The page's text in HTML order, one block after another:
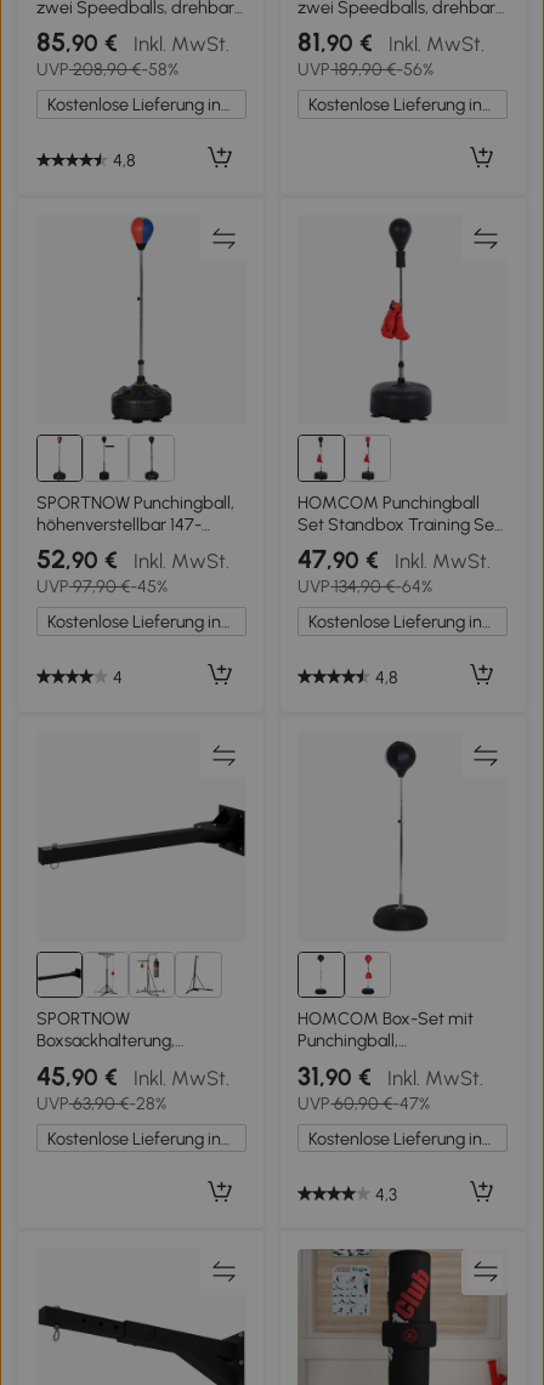
zwei Speedballs, drehbare
Boxstange, Kickpolster,
höhenverstellbar, Stahl, 107
x 36 x 140-205cm
85,90 € Inkl. MwSt.
UVP208,90 €-58%
Kostenlose Lieferung innerhalb Deutschlands
4,8
zwei Speedballs, drehbare
Boxstange, Kickpolster,
höhenverstellbar, Stahl, 107
x 36 x 140-205 cm, Blau
81,90 € Inkl. MwSt.
UVP189,90 €-56%
Kostenlose Lieferung innerhalb Deutschlands
SPORTNOW Punchingball,
höhenverstellbar 147-
165cm, befüllbarer
Standfuß, Stahl,
Schwarz+Rot+Weiß
52,90 € Inkl. MwSt.
UVP97,90 €-45%
Kostenlose Lieferung innerhalb Deutschlands
4
HOMCOM Punchingball
Set Standbox Training Set
136-154 cm
höhenverstellbar mit 1 paar
Handschuhe Geeignet für
Profis und Anfänger
Schwarz
47,90 € Inkl. MwSt.
UVP134,90 €-64%
Kostenlose Lieferung innerhalb Deutschlands
4,8
SPORTNOW
Boxsackhalterung,
Wandmontage, 9 Winkel,
Stahl, bis 100 kg, Schwarz
45,90 € Inkl. MwSt.
UVP63,90 €-28%
HOMCOM Box-Set mit
Punchingball,
höhenverstellbar, inkl.
Boxhandschuhe, 126-
144cm, Schwarz
31,90 € Inkl. MwSt.
UVP60,90 €-47%
4,3